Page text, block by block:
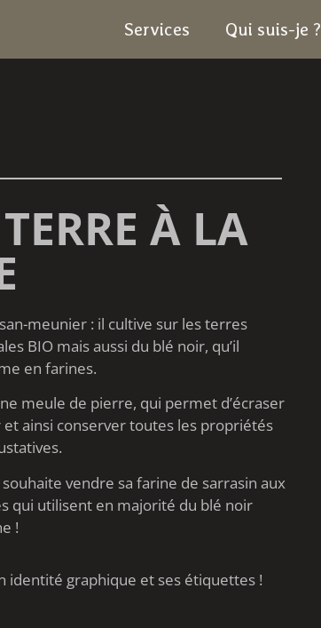
Services Qui suis-je ?
À LA
meunier : il cultive sur les terres
BIO mais aussi du blé noir, qu’il
en farines.
meule de pierre, qui permet d’écraser
ainsi conserver toutes les propriétés
souhaite vendre sa farine de sarrasin aux
qui utilisent en majorité du blé noir
!
identité graphique et ses étiquettes !